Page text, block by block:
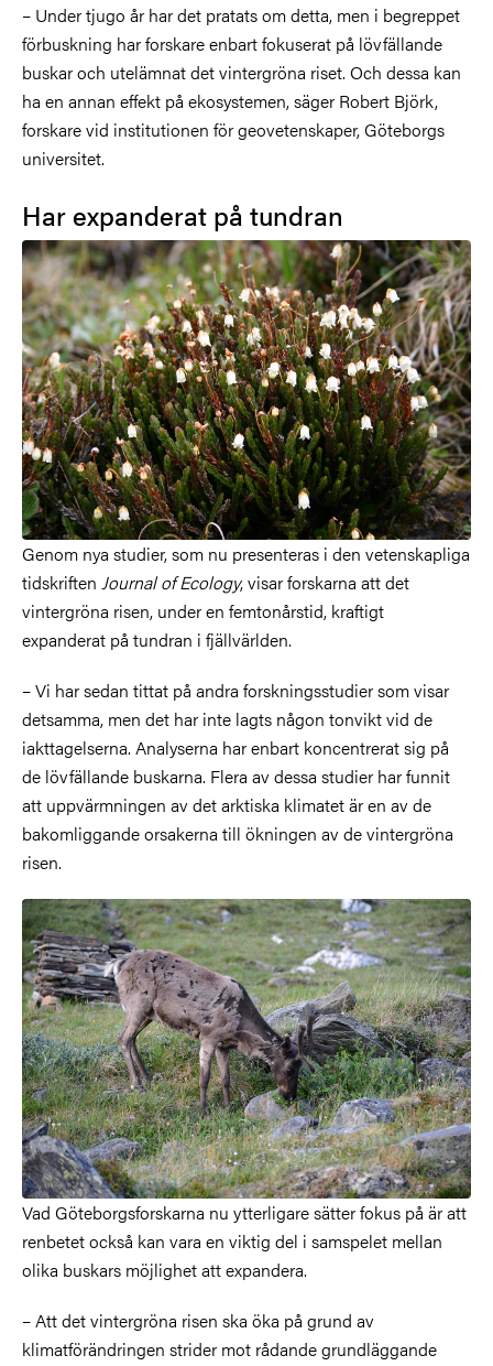
– Under tjugo år har det pratats om detta, men i begreppet
förbuskning har forskare enbart fokuserat på lövfällande
buskar och utelämnat det vintergröna riset. Och dessa kan
ha en annan effekt på ekosystemen, säger Robert Björk,
forskare vid institutionen för geovetenskaper, Göteborgs
universitet.
Har expanderat på tundran
Genom nya studier, som nu presenteras i den vetenskapliga
tidskriften Journal of Ecology, visar forskarna att det
vintergröna risen, under en femtonårstid, kraftigt
expanderat på tundran i fjällvärlden.
– Vi har sedan tittat på andra forskningsstudier som visar
detsamma, men det har inte lagts någon tonvikt vid de
iakttagelserna. Analyserna har enbart koncentrerat sig på
de lövfällande buskarna. Flera av dessa studier har funnit
att uppvärmningen av det arktiska klimatet är en av de
bakomliggande orsakerna till ökningen av de vintergröna
risen.
Vad Göteborgsforskarna nu ytterligare sätter fokus på är att
renbetet också kan vara en viktig del i samspelet mellan
olika buskars möjlighet att expandera.
– Att det vintergröna risen ska öka på grund av
klimatförändringen strider mot rådande grundläggande